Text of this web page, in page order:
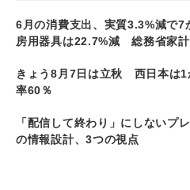
6月の消費支出、実質3.3%減で
房用器具は22.7%減 総務省家
きょう8月7日は立秋 西日本は1
率60％
「配信して終わり」にしないプ
の情報設計、3つの視点